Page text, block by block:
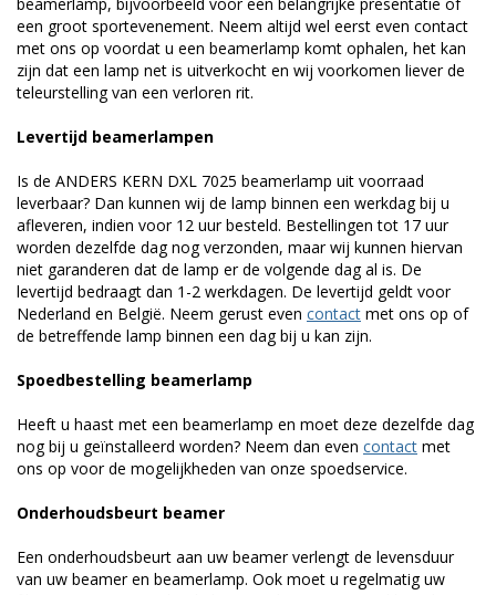
een groot sportevenement. Neem altijd wel eerst even contact
met ons op voordat u een beamerlamp komt ophalen, het kan
zijn dat een lamp net is uitverkocht en wij voorkomen liever de
teleurstelling van een verloren rit.
Levertijd beamerlampen
Is de ANDERS KERN DXL 7025 beamerlamp uit voorraad
leverbaar? Dan kunnen wij de lamp binnen een werkdag bij u
afleveren, indien voor 12 uur besteld. Bestellingen tot 17 uur
worden dezelfde dag nog verzonden, maar wij kunnen hiervan
niet garanderen dat de lamp er de volgende dag al is. De
levertijd bedraagt dan 1-2 werkdagen. De levertijd geldt voor
Nederland en België. Neem gerust even contact met ons op of
de betreffende lamp binnen een dag bij u kan zijn.
Spoedbestelling beamerlamp
Heeft u haast met een beamerlamp en moet deze dezelfde dag
nog bij u geïnstalleerd worden? Neem dan even contact met
ons op voor de mogelijkheden van onze spoedservice.
Onderhoudsbeurt beamer
Een onderhoudsbeurt aan uw beamer verlengt de levensduur
van uw beamer en beamerlamp. Ook moet u regelmatig uw